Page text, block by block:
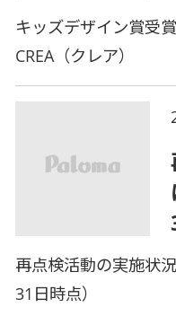
キッズデザイン賞受
CREA（クレア）
再点検活動の実施状
31日時点）